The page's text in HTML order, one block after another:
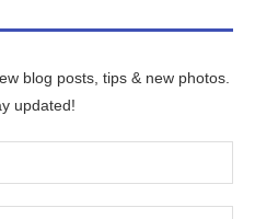
blog posts, tips & new photos.
updated!